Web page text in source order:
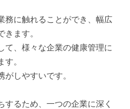
務に触れることができ、幅広
きます。
て、様々な企業の健康管理に
。
しやすいです。
するため、一つの企業に深く